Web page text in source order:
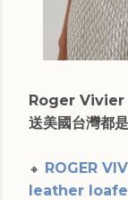
Roger Vivier
送美國台灣都是
🔸 ROGER
leather